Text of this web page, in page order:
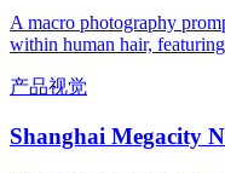
A macro photography
within human hair,
产品视觉
Shanghai Megacity